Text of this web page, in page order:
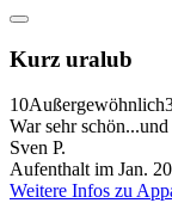
Kurz uralub
10Außergewöhnlich
War sehr
Sven P.
Aufenthalt im Jan.
Weitere Infos zu